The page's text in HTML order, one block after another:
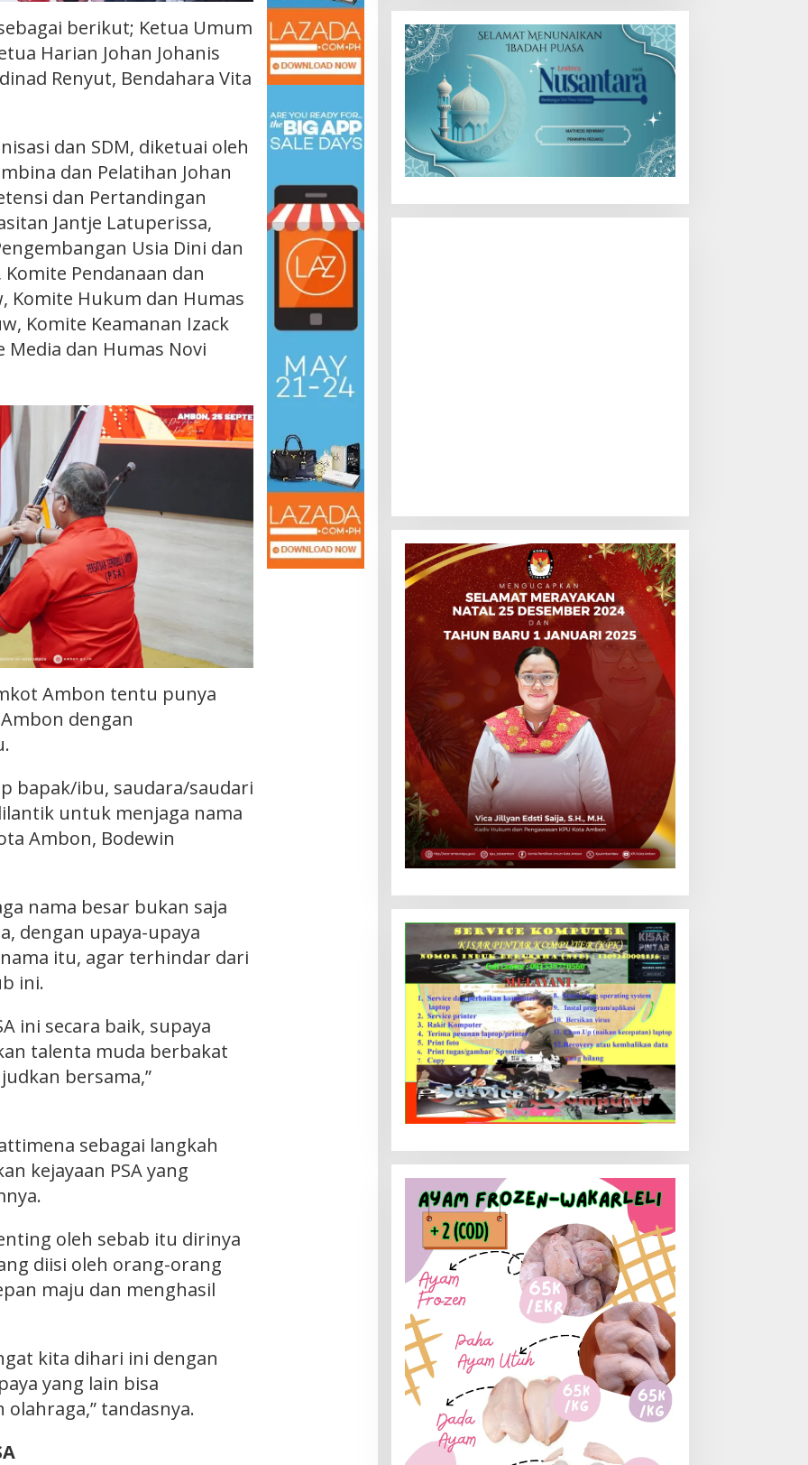
berikut; Ketua Umum
Harian Johan Johanis
Renyut, Bendahara Vita
dan SDM, diketuai oleh
dan Pelatihan Johan
dan Pertandingan
Jantje Latuperissa,
Usia Dini dan
Pendanaan dan
Komite Hukum dan Humas
Komite Keamanan Izack
Media dan Humas Novi
Ambon tentu punya
dengan
bapak/ibu, saudara/saudari
untuk menjaga nama
Ambon, Bodewin
nama besar bukan saja
dengan upaya-upaya
itu, agar terhindar dari
ini.
ini secara baik, supaya
talenta muda berbakat
bersama,”
sebagai langkah
kejayaan PSA yang
oleh sebab itu dirinya
diisi oleh orang-orang
maju dan menghasil
kita dihari ini dengan
yang lain bisa
tandasnya.